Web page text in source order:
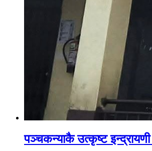
पञ्चकन्याकै उत्कृष्ट इन्द्रायणी